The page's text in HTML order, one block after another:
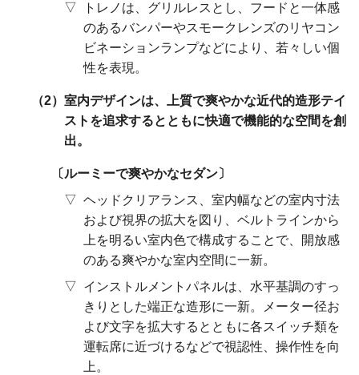
トレノは、グリルレスとし、フードと一体感
のあるバンパーやスモークレンズのリヤコン
ビネーションランプなどにより、若々しい個
性を表現。
室内デザインは、上質で爽やかな近代的造形テイ
ストを追求するとともに快適で機能的な空間を創
出。
ルーミーで爽やかなセダン
ヘッドクリアランス、室内幅などの室内寸法
および視界の拡大を図り、ベルトラインから
上を明るい室内色で構成することで、開放感
のある爽やかな室内空間に一新。
インストルメントパネルは、水平基調のすっ
きりとした端正な造形に一新。メーター径お
よび文字を拡大するとともに各スイッチ類を
運転席に近づけるなどで視認性、操作性を向
上。